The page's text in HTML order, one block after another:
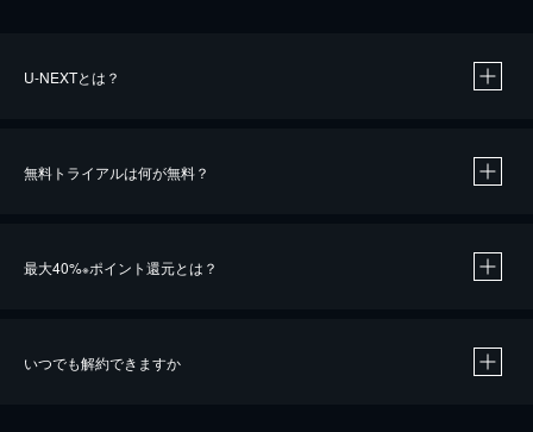
U-NEXTとは？
無料トライアルは何が無料？
最大40%※ポイント還元とは？
いつでも解約できますか